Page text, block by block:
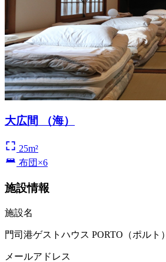
大広間 （海）
25m²
布団×6
施設情報
施設名
門司港ゲストハウス PORTO（ポルト）
メールアドレス